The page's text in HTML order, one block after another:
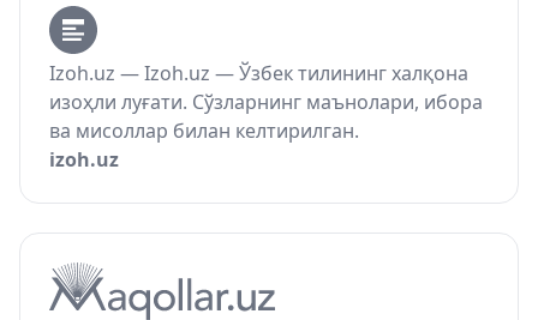
Izoh.uz — Izoh.uz — Ўзбек тилининг халқона
изоҳли луғати. Сўзларнинг маънолари, ибора
ва мисоллар билан келтирилган.
izoh.uz